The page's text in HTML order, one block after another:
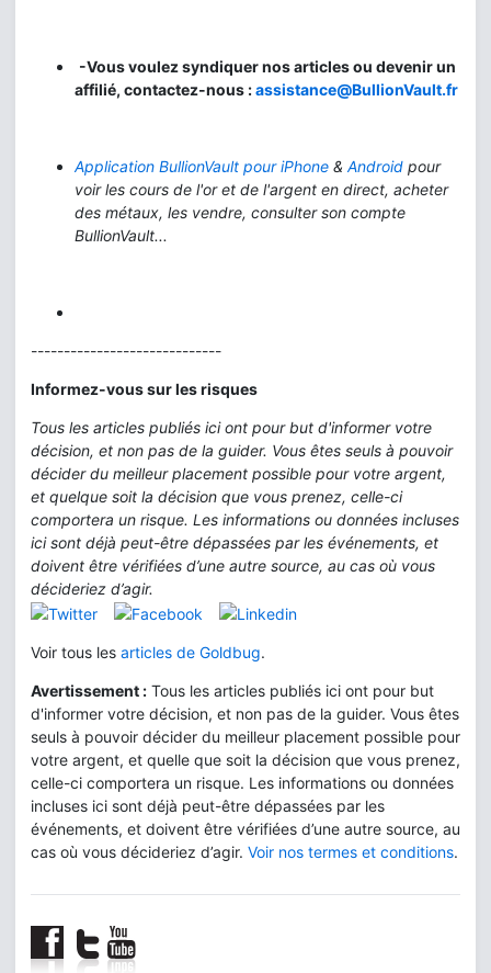
-Vous voulez syndiquer nos articles ou devenir un
affilié, contactez-nous :assistance@BullionVault.fr
Application BullionVault pour iPhone & Android pour
voir les cours de l'or et de l'argent en direct, acheter
des métaux, les vendre, consulter son compte
BullionVault...
-----------------------------
Informez-vous sur les risques
Tous les articles publiés ici ont pour but d'informer votre
décision, et non pas de la guider. Vous êtes seuls à pouvoir
décider du meilleur placement possible pour votre argent,
et quelque soit la décision que vous prenez, celle-ci
comportera un risque. Les informations ou données incluses
ici sont déjà peut-être dépassées par les événements, et
doivent être vérifiées d’une autre source, au cas où vous
décideriez d’agir.
Voir tous les articles de Goldbug.
Avertissement : Tous les articles publiés ici ont pour but
d'informer votre décision, et non pas de la guider. Vous êtes
seuls à pouvoir décider du meilleur placement possible pour
votre argent, et quelle que soit la décision que vous prenez,
celle-ci comportera un risque. Les informations ou données
incluses ici sont déjà peut-être dépassées par les
événements, et doivent être vérifiées d’une autre source, au
cas où vous décideriez d’agir. Voir nos termes et conditions.